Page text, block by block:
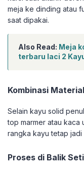
meja ke dinding atau
saat dipakai.
Also Read: Meja
terbaru laci 2
Kombinasi
Selain kayu solid
top marmer atau kaca
rangka kayu tetap
Proses di Balik